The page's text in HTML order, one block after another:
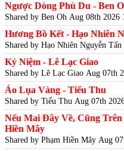
Ngược Dòng Phù Du - Ben
Shared by Ben Oh Aug 08th 2026
Hương Bồ Kết - Hạo Nhiên
Shared by Hạo Nhiên Nguyễn Tấn
Kỷ Niệm - Lê Lạc Giao
Shared by Lê Lạc Giao Aug 07th
Áo Lụa Vàng - Tiểu Thu
Shared by Tiểu Thu Aug 07th
Nếu Mai Đây Về, Cũng
Hiền Mây
Shared by Phạm Hiền Mây Aug